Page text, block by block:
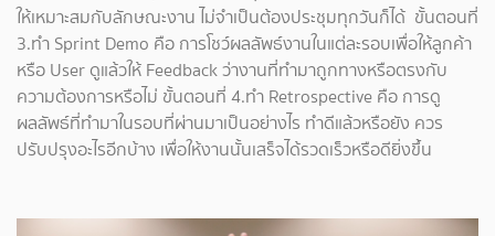
ให้เหมาะสมกับลักษณะงาน ไม่จำเป็นต้องประชุมทุกวันก็ได้ ขั้นตอนที่
3.ทำ Sprint Demo คือ การโชว์ผลลัพธ์งานในแต่ละรอบเพื่อให้ลูกค้า
หรือ User ดูแล้วให้ Feedback ว่างานที่ทำมาถูกทางหรือตรงกับ
ความต้องการหรือไม่ ขั้นตอนที่ 4.ทำ Retrospective คือ การดู
ผลลัพธ์ที่ทำมาในรอบที่ผ่านมาเป็นอย่างไร ทำดีแล้วหรือยัง ควร
ปรับปรุงอะไรอีกบ้าง เพื่อให้งานนั้นเสร็จได้รวดเร็วหรือดียิ่งขึ้น